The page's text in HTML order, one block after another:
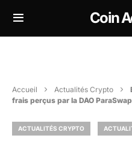
Coin
Accueil Actualités Crypto
frais perçus par la DAO
ACTUALITÉS CRYPTO